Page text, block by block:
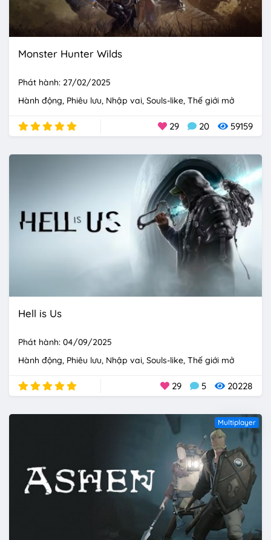
Monster Hunter Wilds
Phát hành: 27/02/2025
Hành động Phiêu lưu Nhập vai Souls-like Thế giới mở
29 20 59159
Hell is Us
Phát hành: 04/09/2025
Hành động Phiêu lưu Nhập vai Souls-like Thế giới mở
29 5 20228
Multiplayer